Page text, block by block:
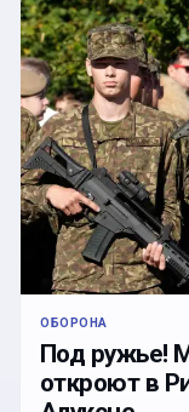
ОБОРОНА
Под ружье!
откроют в